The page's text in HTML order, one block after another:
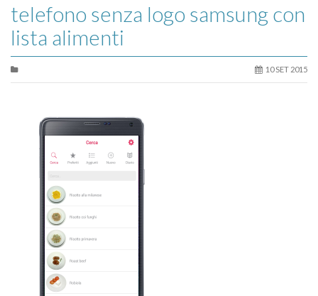
telefono senza logo samsung con
lista alimenti
10 SET 2015